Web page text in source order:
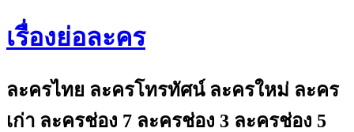
เรื่องย่อละคร
ละครไทย ละครโทรทัศน์ ละครใหม่ ละคร
เก่า ละครช่อง 7 ละครช่อง 3 ละครช่อง 5